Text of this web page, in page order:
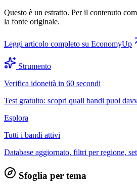
Questo è un estratto. Per il contenuto
la fonte originale.
Leggi articolo completo su EconomyUp
Strumento
Verifica idoneità in 60 secondi
Test gratuito: scopri quali bandi puoi
Esplora
Tutti i bandi attivi
Database aggiornato, filtri per regione,
Sfoglia per tema